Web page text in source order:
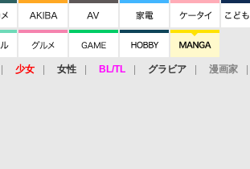
少女 女性 BL/TL グラビア 漫画家